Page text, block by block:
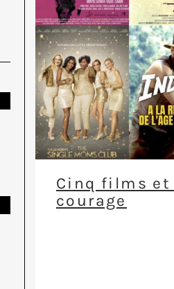
Cinq films et
courage